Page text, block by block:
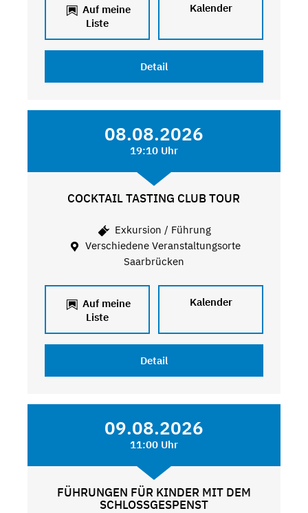
Auf meine
Liste
Kalender
Detail
08.08.2026
19:10 Uhr
COCKTAIL TASTING CLUB TOUR
Exkursion / Führung
Verschiedene Veranstaltungsorte
Saarbrücken
Auf meine
Liste
Kalender
Detail
09.08.2026
11:00 Uhr
FÜHRUNGEN FÜR KINDER MIT DEM
SCHLOSSGESPENST